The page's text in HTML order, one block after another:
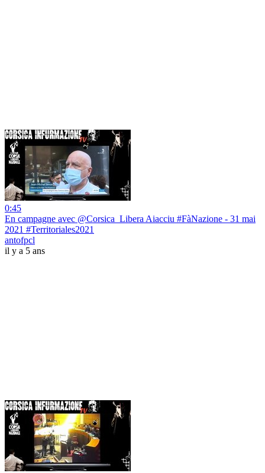
0:45
En campagne avec @Corsica_Libera Aiacciu #FàNazione - 31 mai
2021 #Territoriales2021
antofpcl
il y a 5 ans